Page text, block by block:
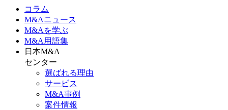
コラム
M&Aニュース
M&Aを学ぶ
M&A 用語集
日本M&A
センター
選ばれる理由
サービス
M&A事例
案件情報